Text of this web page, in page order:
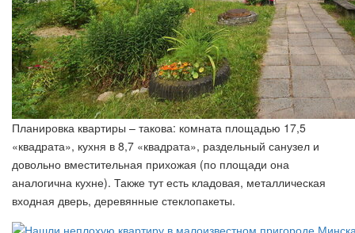
Планировка квартиры – такова: комната площадью 17,5
«квадрата», кухня в 8,7 «квадрата», раздельный санузел и
довольно вместительная прихожая (по площади она
аналогична кухне). Также тут есть кладовая, металлическая
входная дверь, деревянные стеклопакеты.